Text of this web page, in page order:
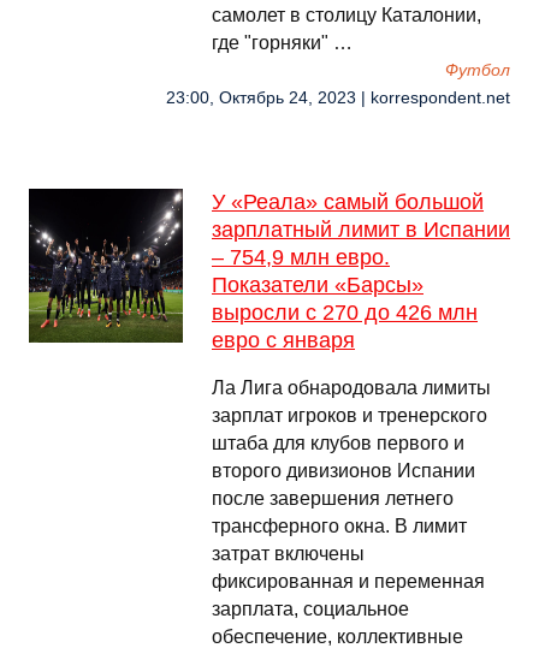
самолет в столицу Каталонии,
где "горняки" …
Футбол
23:00, Октябрь 24, 2023 | korrespondent.net
У «Реала» самый большой
зарплатный лимит в Испании
– 754,9 млн евро.
Показатели «Барсы»
выросли с 270 до 426 млн
евро с января
Ла Лига обнародовала лимиты
зарплат игроков и тренерского
штаба для клубов первого и
второго дивизионов Испании
после завершения летнего
трансферного окна. В лимит
затрат включены
фиксированная и переменная
зарплата, социальное
обеспечение, коллективные